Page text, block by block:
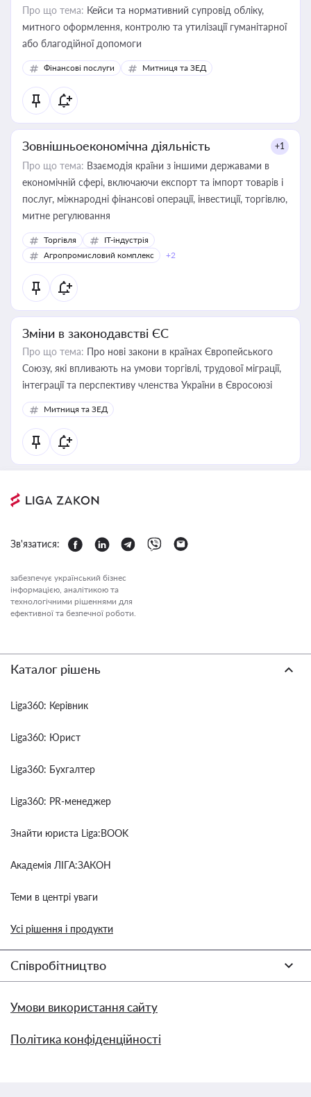
Про що тема: Кейси та нормативний супровід обліку,
митного оформлення, контролю та утилізації гуманітарної
або благодійної допомоги
Фінансові послуги Митниця та ЗЕД
Зовнішньоекономічна діяльність +1
Про що тема: Взаємодія країни з іншими державами в
економічній сфері, включаючи експорт та імпорт товарів і
послуг, міжнародні фінансові операції, інвестиції, торгівлю,
митне регулювання
Торгівля
IT-індустрія
Агропромисловий комплекс
+2
Зміни в законодавстві ЄС
Про що тема: Про нові закони в країнах Європейського
Союзу, які впливають на умови торгівлі, трудової міграції,
інтеграції та перспективу членства України в Євросоюзі
Митниця та ЗЕД
Зв'язатися:
забезпечує український бізнес
інформацією, аналітикою та
технологічними рішеннями для
ефективної та безпечної роботи.
Каталог рішень
Liga360: Керівник
Liga360: Юрист
Liga360: Бухгалтер
Liga360: PR-менеджер
Знайти юриста Liga:BOOK
Академія ЛІГА:ЗАКОН
Теми в центрі уваги
Усі рішення і продукти
Співробітництво
Умови використання сайту
Політика конфіденційності